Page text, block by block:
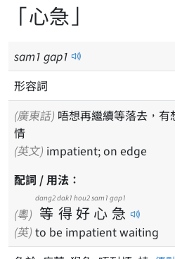
「心急」
sam1 gap1
形容詞
(廣東話)
情
(英文) impatient; on edge
配詞 / 用法：
(粵) 等
dang2
得
dak1
好
hou2
心
sam1
急
gap1
(英) to be impatient waiting